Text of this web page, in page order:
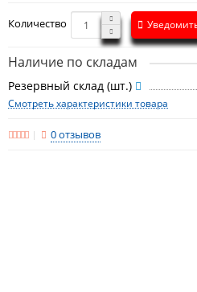
Количество
Наличие по складам
Резервный склад (шт.)
Смотреть характеристики товара
0 отзывов